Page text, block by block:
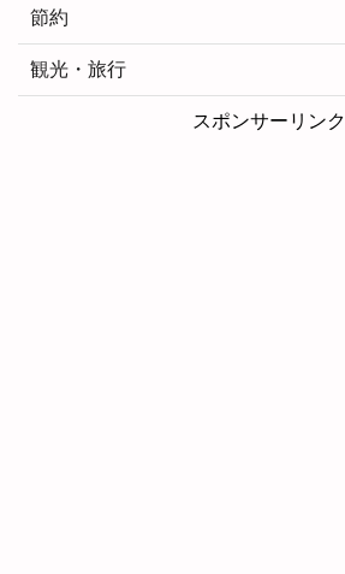
節約
観光・旅行
スポンサーリンク